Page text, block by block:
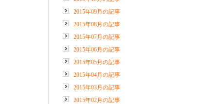
2015年09月の記事
2015年08月の記事
2015年07月の記事
2015年06月の記事
2015年05月の記事
2015年04月の記事
2015年03月の記事
2015年02月の記事